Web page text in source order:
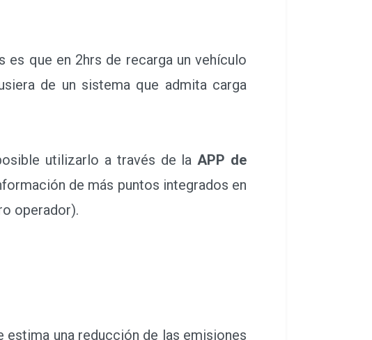
que en 2hrs de recarga un vehículo
utilizarlo a través de la
operador).
una reducción de las emisiones
equivalentes de petróleo)